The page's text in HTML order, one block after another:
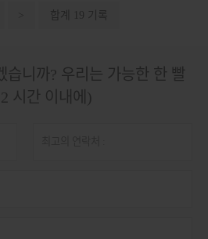
합계 19 기록
습니까? 우리는 가능한 한 빨
시간 이내에)